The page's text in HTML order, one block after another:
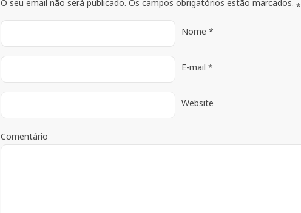
O seu email não será publicado. Os campos obrigatórios estão marcados.*
Nome *
E-mail *
Website
Comentário